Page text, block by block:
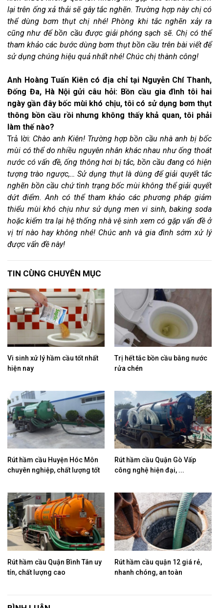
lại trên ống xả thải sẽ gây tắc nghẽn. Trường hợp này chị có
thể dùng bơm thụt chị nhé! Phòng khi tắc nghẽn xảy ra
cũng như để bồn cầu được giải phóng sạch sẽ. Chị có thể
tham khảo các bước dùng bơm thụt bồn cầu trên bài viết để
sử dụng chúng hiệu quả nhất nhé! Chúc chị thành công!
Anh Hoàng Tuấn Kiên có địa chỉ tại Nguyễn Chí Thanh,
Đống Đa, Hà Nội gửi câu hỏi: Bồn cầu gia đình tôi hai
ngày gần đây bốc mùi khó chịu, tôi có sử dụng bơm thụt
thông bồn cầu rồi nhưng không thấy khả quan, tôi phải
làm thế nào?
Trả lời: Chào anh Kiên! Trường hợp bồn cầu nhà anh bị bốc
mùi có thể do nhiều nguyên nhân khác nhau như ống thoát
nước có vấn đề, ống thông hơi bị tắc, bồn cầu đang có hiện
tượng trào ngược,… Sử dụng thụt là dùng để giải quyết tắc
nghẽn bồn cầu chứ tình trạng bốc mùi không thể giải quyết
dứt điểm. Anh có thể tham khảo các phương pháp giảm
thiểu mùi khó chịu như sử dụng men vi sinh, baking soda
hoặc kiểm tra lại hệ thống nhà vệ sinh xem có gặp vấn đề ở
vị trí nào hay không nhé! Chúc anh và gia đình sớm xử lý
được vấn đề này!
TIN CÙNG CHUYÊN MỤC
Vi sinh xử lý hầm cầu tốt nhất
hiện nay
Trị hết tắc bồn cầu bằng nước
rửa chén
Rút hầm cầu Huyện Hóc Môn
chuyên nghiệp, chất lượng tốt
Rút hầm cầu Quận Gò Vấp
công nghệ hiện đại, ...
Rút hầm cầu Quận Bình Tân uy
tín, chất lượng cao
Rút hầm cầu quận 12 giá rẻ,
nhanh chóng, an toàn